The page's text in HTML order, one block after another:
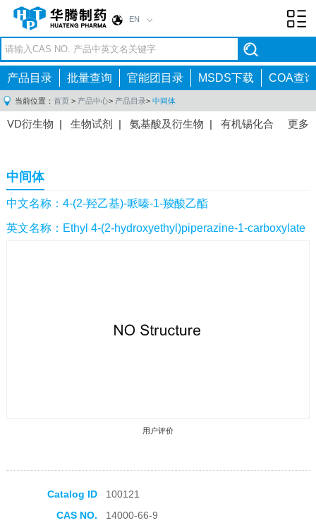
EN
产品目录 批量查询 官能团目录 MSDS下载 COA查询
当前位置： 首页 > 产品中心> 产品目录> 中间体
更多
VD衍生物 | 生物试剂 | 氨基酸及衍生物 | 有机锡化合
间体|
感染药物中间体
体 |抗精神病药物中间体|抗炎药物中间体
药中间体|其他原料药中间体|
中间体
中文名称：4-(2-羟乙基)-哌嗪-1-羧酸乙酯
英文名称：Ethyl 4-(2-hydroxyethyl)piperazine-1-carboxylate
用户评价
Catalog ID
100121
CAS NO.
14000-66-9